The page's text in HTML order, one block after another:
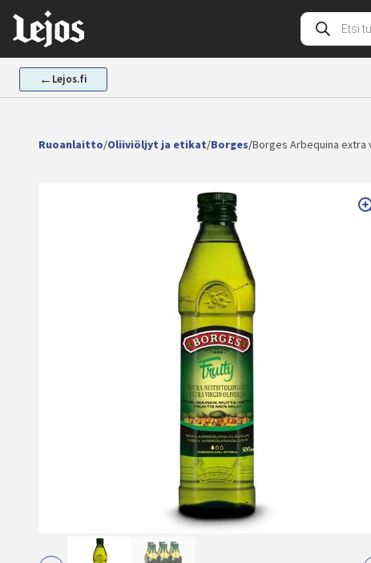
sisältöön
Tuotehaku
← Lejos.fi
Ruoanlaitto/Oliiviöljyt ja etikat/Borges/Borges Arbequina